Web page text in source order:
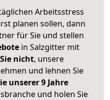
Arbeitsstress
planen sollen, dann
für Sie und stellen
in Salzgitter mit
nicht, unsere
und lehnen Sie
unserer 9 Jahre
und holen Sie